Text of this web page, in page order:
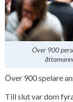
Över 900
Över 900 spelare
Till slut var dom